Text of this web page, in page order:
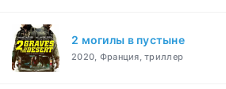
2 могилы в пустыне
2020, Франция, триллер